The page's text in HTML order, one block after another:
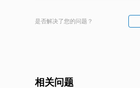
是否解决了您的问题？
相关问题